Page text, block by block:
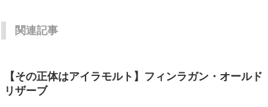
関連記事
【その正体はアイラモルト】フィンラガン・オールド
リザーブ